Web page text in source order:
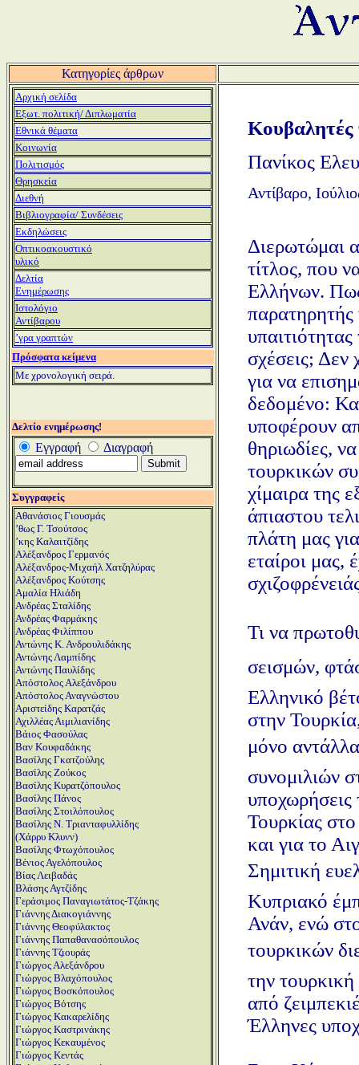
Κατηγορίες άρθρων
Αρχική σελίδα
Εξωτ. πολιτική/ Διπλωματία
Εθνικά θέματα
Κοινωνία
Πολιτισμός
Θρησκεία
Διεθνή
Βιβλιογραφία/ Συνδέσεις
Εκδηλώσεις
Οπτικοακουστικό
υλικό
Δελτία
Ενημέρωσης
Ιστολόγιο
Αντίβαρου
ʼγρα γραπτών
Πρόσφατα κείμενα
Με χρονολογική σειρά.
Δελτίο ενημέρωσης!
Εγγραφή Διαγραφή
Συγγραφείς
Αθανάσιος Γιουσμάς
ʼθως Γ. Τσούτσος
ʼκης Καλαιτζίδης
Αλέξανδρος Γερμανός
Αλέξανδρος-Μιχαήλ Χατζηλύρας
Αλέξανδρος Κούτσης
Αμαλία Ηλιάδη
Ανδρέας Σταλίδης
Ανδρέας Φαρμάκης
Ανδρέας Φιλίππου
Αντώνης Κ. Ανδρουλιδάκης
Αντώνης Λαμπίδης
Αντώνης Παυλίδης
Απόστολος Αλεξάνδρου
Απόστολος Αναγνώστου
Αριστείδης Καρατζάς
Αχιλλέας Αιμιλιανίδης
Βάιος Φασούλας
Βαν Κουφαδάκης
Βασίλης Γκατζούλης
Βασίλης Ζούκος
Βασίλης Κυρατζόπουλος
Βασίλης Πάνος
Βασίλης Στοιλόπουλος
Βασίλης Ν. Τριανταφυλλίδης
(Χάρρυ Κλυνν)
Βασίλης Φτωχόπουλος
Βένιος Αγελόπουλος
Βίας Λειβαδάς
Βλάσης Αγτζίδης
Γεράσιμος Παναγιωτάτος-Τζάκης
Γιάννης Διακογιάννης
Γιάννης Θεοφύλακτος
Γιάννης Παπαθανασόπουλος
Γιάννης Τζιουράς
Γιώργος Αλεξάνδρου
Γιώργος Βλαχόπουλος
Γιώργος Βοσκόπουλος
Γιώργος Βότσης
Γιώργος Κακαρελίδης
Γιώργος Καστρινάκης
Γιώργος Κεκαυμένος
Γιώργος Κεντάς
Κουβαλητές
Πανίκος
Αντίβαρο,
Διερωτώμαι
τίτλος, που
Ελλήνων.
παρατηρητής
σχέσεις; Δεν
για να
δεδομένο:
υποφέρουν
θηριωδίες,
τουρκικών
χίμαιρα της
άπιαστου
πλάτη μας
εταίροι μας,
Τι να
σεισμών,
Ελληνικό
στην
μόνο
συνομιλιών
υποχωρήσεις
Τουρκίας
και για το
Σημιτική
Κυπριακό
Ανάν, ενώ
τουρκικών
την
από
Έλληνες